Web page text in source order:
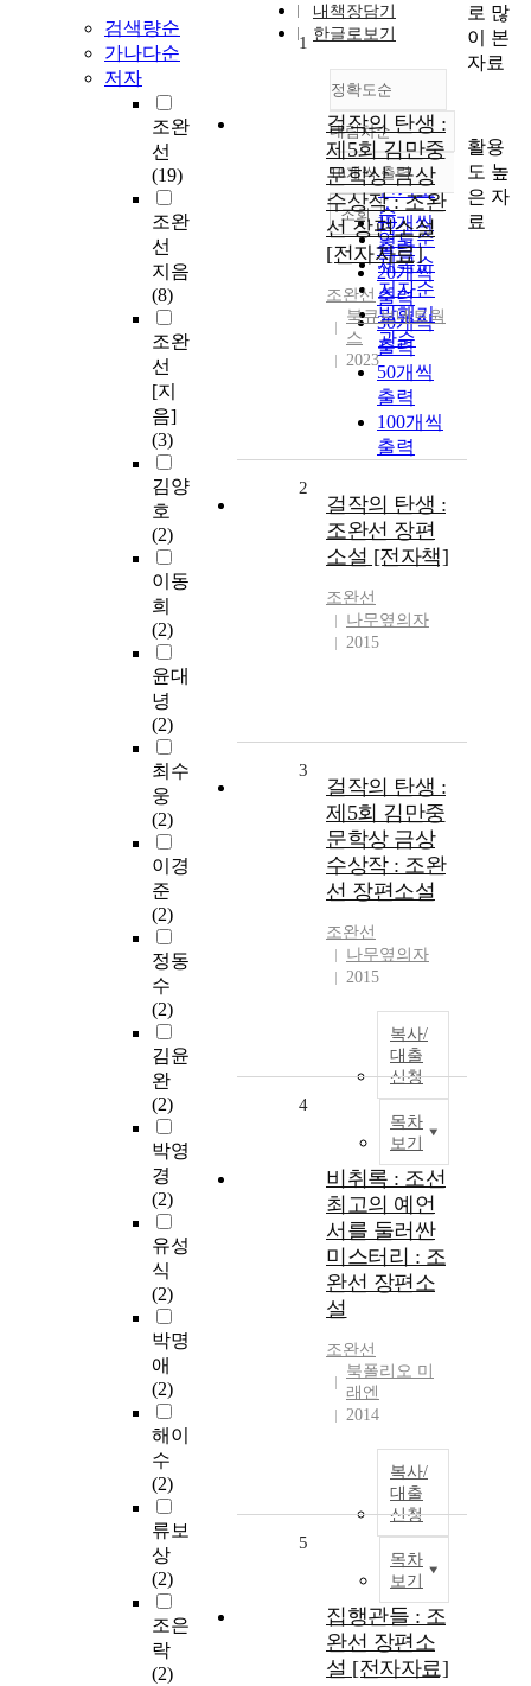
검색량순
가나다순
저자
조완
선
(19)
조완
선
지음
(8)
조완
선
[지
음]
(3)
김양
호
(2)
이동
희
(2)
윤대
녕
(2)
최수
웅
(2)
이경
준
(2)
정동
수
(2)
김윤
완
(2)
박영
경
(2)
유성
식
(2)
박명
애
(2)
해이
수
(2)
류보
상
(2)
조은
락
(2)
내책장담기
한글로보기
정확도순
정확도
순
인기도
순
연도순
제목순
저자순
발행기
관순
내림차순
내림차순
10개씩 출력
10개씩
출력
20개씩
출력
30개씩
출력
50개씩
출력
100개씩
출력
조회
1
걸작의 탄생 :
제5회 김만중
문학상 금상
수상작 : 조완
선 장편소설
[전자자료]
조완선
북큐브네트웍
스
2023
2
걸작의 탄생 :
조완선 장편
소설 [전자책]
조완선
나무옆의자
2015
3
걸작의 탄생 :
제5회 김만중
문학상 금상
수상작 : 조완
선 장편소설
조완선
나무옆의자
2015
복사/
대출
신청
목차
보기
4
비취록 : 조선
최고의 예언
서를 둘러싼
미스터리 : 조
완선 장편소
설
조완선
북폴리오 미
래엔
2014
복사/
대출
신청
목차
보기
5
집행관들 : 조
완선 장편소
설 [전자자료]
로 많
이 본
자료
활용
도 높
은 자
료